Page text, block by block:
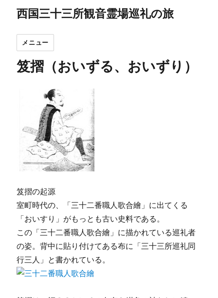
西国三十三所観音霊場巡礼の旅
メニュー
笈摺（おいずる、おいずり）
笈摺の起源
室町時代の、「三十二番職人歌合繪」に出てくる
「おいすり」がもっとも古い史料である。
この「三十二番職人歌合繪」に描かれている巡礼者
の姿。背中に貼り付けてある布に「三十三所巡礼同
行三人」と書かれている。